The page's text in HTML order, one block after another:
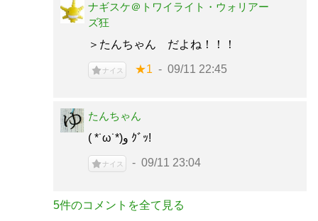
ナギスケ＠トワイライト・ウォリアー
ズ狂
＞たんちゃん だよね！！！
ナイス ★1 09/11 22:45
たんちゃん
( *˙ω˙*)و ｸﾞｯ!
ナイス 09/11 23:04
5件のコメントを全て見る